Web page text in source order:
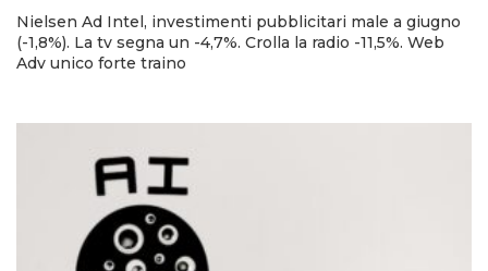
Nielsen Ad Intel, investimenti pubblicitari male a giugno
(-1,8%). La tv segna un -4,7%. Crolla la radio -11,5%. Web
Adv unico forte traino